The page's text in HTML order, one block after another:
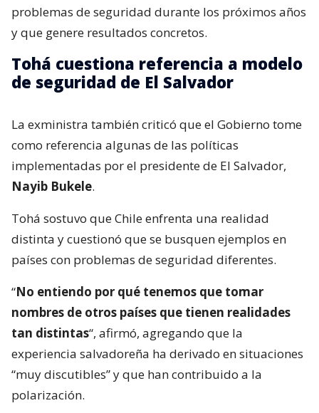
problemas de seguridad durante los próximos años
y que genere resultados concretos.
Tohá cuestiona referencia a modelo
de seguridad de El Salvador
La exministra también criticó que el Gobierno tome
como referencia algunas de las políticas
implementadas por el presidente de El Salvador,
Nayib Bukele.
Tohá sostuvo que Chile enfrenta una realidad
distinta y cuestionó que se busquen ejemplos en
países con problemas de seguridad diferentes.
“No entiendo por qué tenemos que tomar
nombres de otros países que tienen realidades
tan distintas“, afirmó, agregando que la
experiencia salvadoreña ha derivado en situaciones
“muy discutibles” y que han contribuido a la
polarización.